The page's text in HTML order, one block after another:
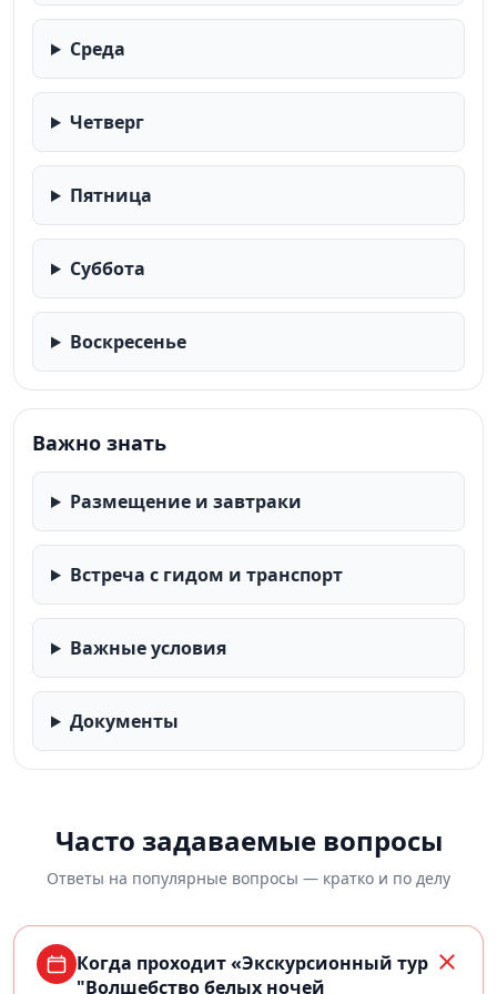
Среда
Четверг
Пятница
Суббота
Воскресенье
Важно знать
Размещение и завтраки
Встреча с гидом и транспорт
Важные условия
Документы
Часто задаваемые вопросы
Ответы на популярные вопросы — кратко и по делу
Когда проходит «Экскурсионный тур
"Волшебство белых ночей